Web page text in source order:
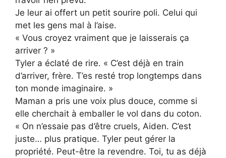
Je leur ai offert un petit sourire poli. Celui qui
met les gens mal à l’aise.
« Vous croyez vraiment que je laisserais ça
arriver ? »
Tyler a éclaté de rire. « C’est déjà en train
d’arriver, frère. T’es resté trop longtemps dans
ton monde imaginaire. »
Maman a pris une voix plus douce, comme si
elle cherchait à emballer le vol dans du coton.
« On n’essaie pas d’être cruels, Aiden. C’est
juste… plus pratique. Tyler peut gérer la
propriété. Peut-être la revendre. Toi, tu as déjà